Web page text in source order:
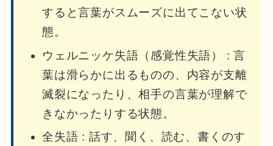
すると言葉がスムーズに出てこない状
態。
ウェルニッケ失語（感覚性失語） : 言
葉は滑らかに出るものの、内容が支離
滅裂になったり、相手の言葉が理解で
きなかったりする状態。
全失語 : 話す、聞く、読む、書くのす